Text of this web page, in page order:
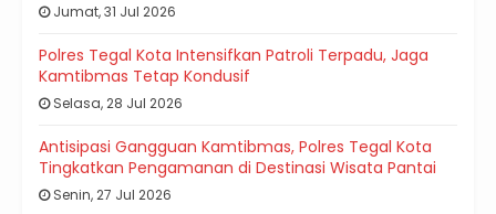
Jumat, 31 Jul 2026
Polres Tegal Kota Intensifkan Patroli Terpadu, Jaga
Kamtibmas Tetap Kondusif
Selasa, 28 Jul 2026
Antisipasi Gangguan Kamtibmas, Polres Tegal Kota
Tingkatkan Pengamanan di Destinasi Wisata Pantai
Senin, 27 Jul 2026